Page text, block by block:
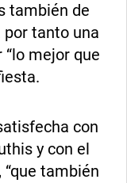
también de
por tanto una
mejor que
con
y con el
también